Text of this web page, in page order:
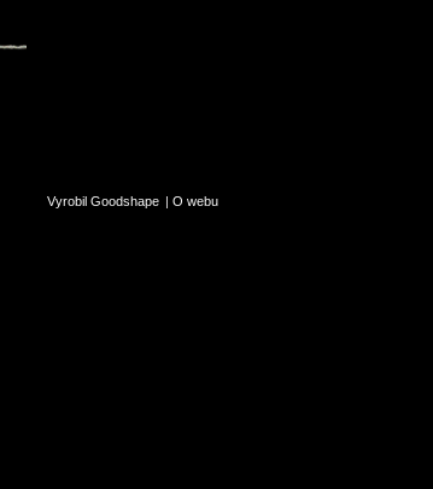
Vyrobil Goodshape | O webu